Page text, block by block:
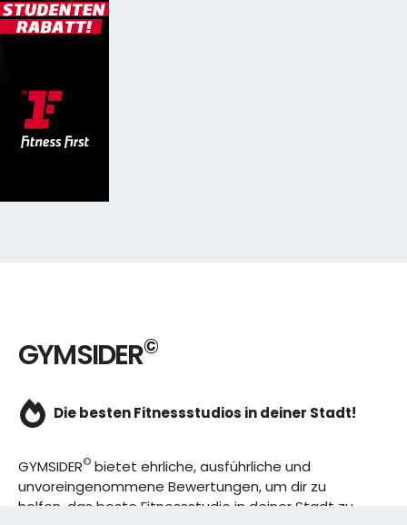
GYMSIDER©
Die besten Fitnessstudios in deiner Stadt!
GYMSIDER© bietet ehrliche, ausführliche und
unvoreingenommene Bewertungen, um dir zu
helfen, das beste Fitnessstudio in deiner Stadt zu